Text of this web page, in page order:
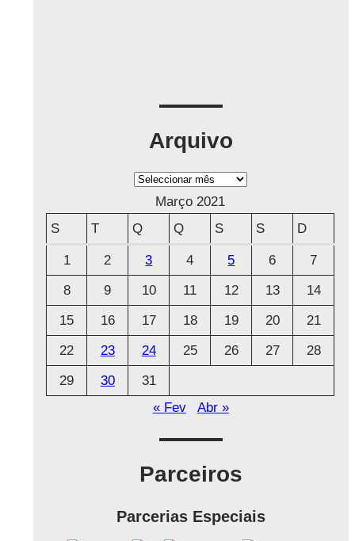
Arquivo
A
q
Março 2021
S
T Q Q S S D
1 2 3 4 5 6
7
8
9 10 11 12 13
14
15
16 17 18 19 20
21
22
23 24 25 26 27
28
29
30
31
« Fev
Abr »
Parceiros
Parcerias Especiais